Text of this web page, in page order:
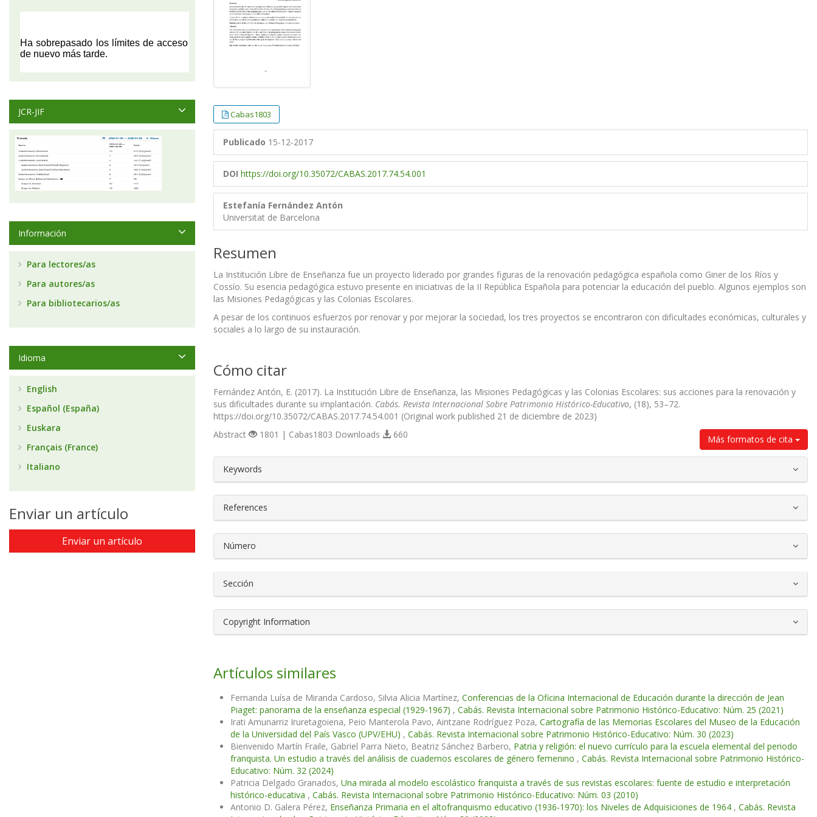
Cabas1803
Publicado 15-12-2017
DOI https://doi.org/10.35072/CABAS.2017.74.54.001
Estefanía Fernández Antón
Universitat de Barcelona
Resumen
La Institución Libre de Enseñanza fue un proyecto liderado por grandes figuras de la renovación pedagógica española como Giner de los Ríos y
Cossío. Su esencia pedagógica estuvo presente en iniciativas de la II República Española para potenciar la educación del pueblo. Algunos ejemplos son
las Misiones Pedagógicas y las Colonias Escolares.
A pesar de los continuos esfuerzos por renovar y por mejorar la sociedad, los tres proyectos se encontraron con dificultades económicas, culturales y
sociales a lo largo de su instauración.
Cómo citar
Fernández Antón, E. (2017). La Institución Libre de Enseñanza, las Misiones Pedagógicas y las Colonias Escolares: sus acciones para la renovación y
sus dificultades durante su implantación. Cabás. Revista Internacional Sobre Patrimonio Histórico-Educativo, (18), 53–72.
https://doi.org/10.35072/CABAS.2017.74.54.001 (Original work published 21 de diciembre de 2023)
Más formatos de cita
Abstract 1801 | Cabas1803 Downloads 660
##plugins.themes.bootstrap3.article.details##
Keywords
References
Número
Sección
Copyright Information
Artículos similares
Fernanda Luísa de Miranda Cardoso, Silvia Alicia Martínez, Conferencias de la Oficina Internacional de Educación durante la dirección de Jean
Piaget: panorama de la enseñanza especial (1929-1967) , Cabás. Revista Internacional sobre Patrimonio Histórico-Educativo: Núm. 25 (2021)
Irati Amunarriz Iruretagoiena, Peio Manterola Pavo, Aintzane Rodríguez Poza, Cartografía de las Memorias Escolares del Museo de la Educación
de la Universidad del País Vasco (UPV/EHU) , Cabás. Revista Internacional sobre Patrimonio Histórico-Educativo: Núm. 30 (2023)
Bienvenido Martín Fraile, Gabriel Parra Nieto, Beatriz Sánchez Barbero, Patria y religión: el nuevo currículo para la escuela elemental del periodo
franquista. Un estudio a través del análisis de cuadernos escolares de género femenino , Cabás. Revista Internacional sobre Patrimonio Histórico-
Educativo: Núm. 32 (2024)
Patricia Delgado Granados, Una mirada al modelo escolástico franquista a través de sus revistas escolares: fuente de estudio e interpretación
histórico-educativa , Cabás. Revista Internacional sobre Patrimonio Histórico-Educativo: Núm. 03 (2010)
Antonio D. Galera Pérez, Enseñanza Primaria en el altofranquismo educativo (1936-1970): los Niveles de Adquisiciones de 1964 , Cabás. Revista
JCR-JIF
Información
Para lectores/as
Para autores/as
Para bibliotecarios/as
Idioma
English
Español (España)
Euskara
Français (France)
Italiano
Enviar un artículo
Enviar un artículo